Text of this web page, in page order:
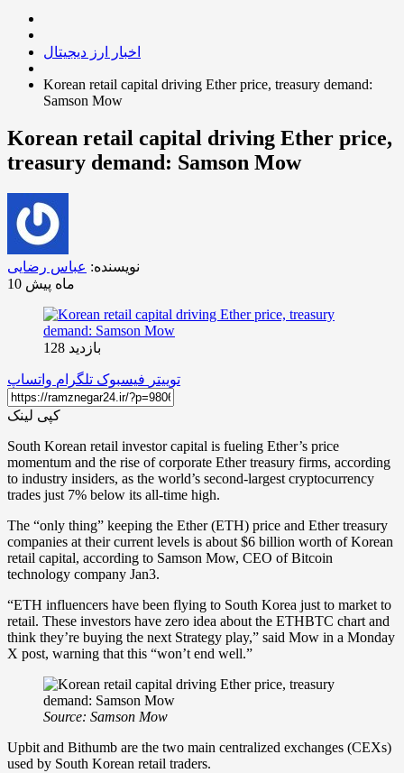
اخبار ارز دیجیتال
Korean retail capital driving Ether price, treasury demand:
Samson Mow
Korean retail capital driving Ether price,
treasury demand: Samson Mow
نویسنده: عباس رضایی
10 ماه پیش
بازدید 128
توییتر فیسبوک تلگرام واتساپ
کپی لینک
South Korean retail investor capital is fueling Ether’s price
momentum and the rise of corporate Ether treasury firms, according
to industry insiders, as the world’s second-largest cryptocurrency
trades just 7% below its all-time high.
The “only thing” keeping the Ether (ETH) price and Ether treasury
companies at their current levels is about $6 billion worth of Korean
retail capital, according to Samson Mow, CEO of Bitcoin
technology company Jan3.
“ETH influencers have been flying to South Korea just to market to
retail. These investors have zero idea about the ETHBTC chart and
think they’re buying the next Strategy play,” said Mow in a Monday
X post, warning that this “won’t end well.”
Source: Samson Mow
Upbit and Bithumb are the two main centralized exchanges (CEXs)
used by South Korean retail traders.